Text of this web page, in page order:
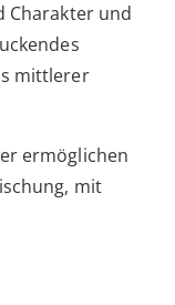
Charakter und
mittlerer
ermöglichen
mit